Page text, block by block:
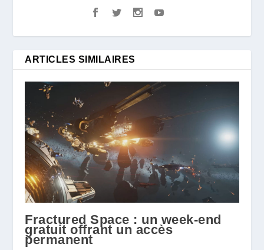
ARTICLES SIMILAIRES
Fractured Space : un week-end
gratuit offrant un accès
permanent